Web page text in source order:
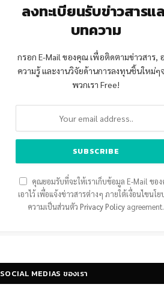
ลงทะเบียนรับข่าวสารแ
บทความ
กรอก E-Mail ของคุณ เพื่อติดตามข่าวสาร,
ความรู้ และงานวิจัยด้านการลงทุนชิ้นใหม่ๆ
พวกเรา Free!
คุณยอมรับที่จะให้เราเก็บข้อมูล E-Mail ขอ
เอาไว้ เพื่อแจ้งข่าวสารต่างๆ ภายใต้เงื่อนไขนโย
ความเป็นส่วนตัว Privacy Policy agreement.
SOCIAL MEDIAS ของเรา